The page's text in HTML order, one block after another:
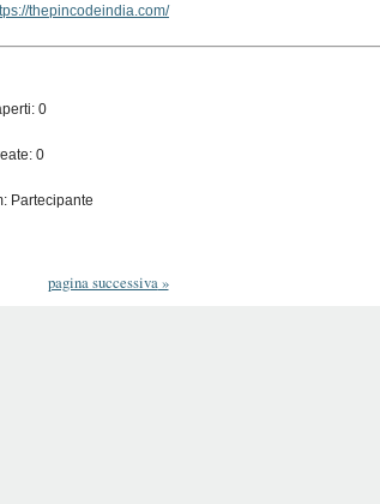
thepincodeindia.com/
0
0
Partecipante
pagina successiva»